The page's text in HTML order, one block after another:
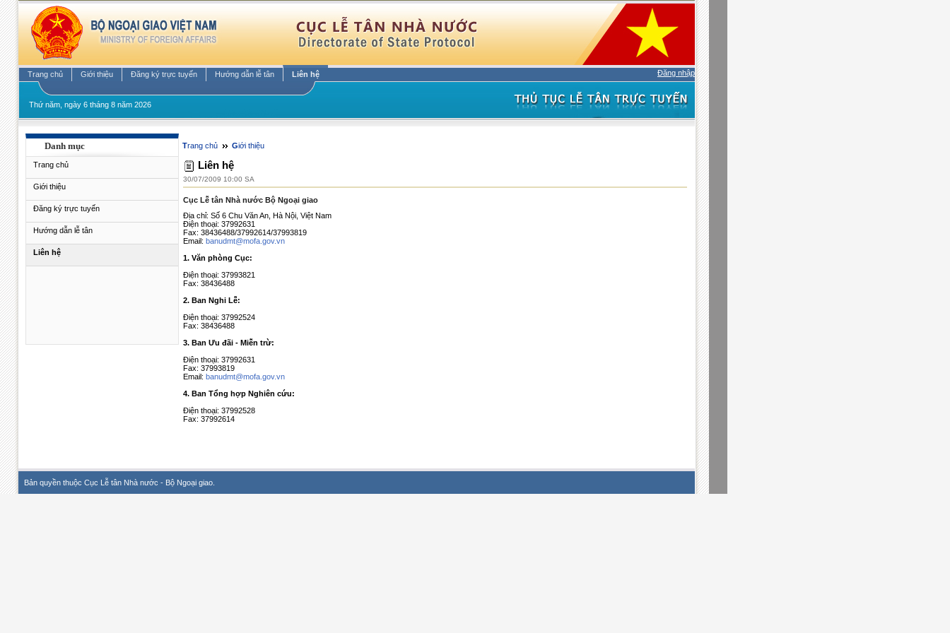
Trang chủ Giới thiệu Đăng ký trực tuyến Hướng dẫn lễ tân Liên hệ Đăng nhập
Thứ năm, ngày 6 tháng 8 năm 2026
Danh mục
Trang chủ
Giới thiệu
Đăng ký trực tuyến
Hướng dẫn lễ tân
Liên hệ
Trang chủ Giới thiệu
Liên hệ
30/07/2009 10:00 SA
Cục Lễ tân Nhà nước Bộ Ngoại giao
Địa chỉ: Số 6 Chu Văn An, Hà Nội, Việt Nam
Điện thoại: 37992631
Fax: 38436488/37992614/37993819
Email: banudmt@mofa.gov.vn
1. Văn phòng Cục:
Điện thoại: 37993821
Fax: 38436488
2. Ban Nghi Lễ:
Điện thoại: 37992524
Fax: 38436488
3. Ban Ưu đãi - Miễn trừ:
Điện thoại: 37992631
Fax: 37993819
Email: banudmt@mofa.gov.vn
4. Ban Tổng hợp Nghiên cứu:
Điện thoại: 37992528
Fax: 37992614
Bản quyền thuộc Cục Lễ tân Nhà nước - Bộ Ngoại giao.